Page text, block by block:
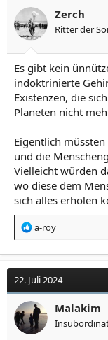
Zerch
Ritter der
Es gibt kein
indoktrinierte
Existenzen, die
Planeten nicht
Eigentlich
und die
Vielleicht würden
wo diese dem
sich alles erholen
R
a
t
i
o
n
e
a-roy
22. Juli 2024
Malakim